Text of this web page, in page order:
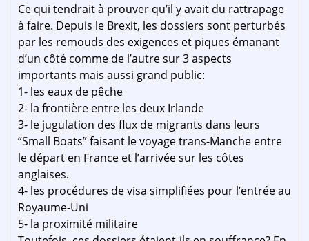
Ce qui tendrait à prouver qu’il y avait du rattrapage
à faire. Depuis le Brexit, les dossiers sont perturbés
par les remouds des exigences et piques émanant
d’un côté comme de l’autre sur 3 aspects
importants mais aussi grand public:
1- les eaux de pêche
2- la frontière entre les deux Irlande
3- le jugulation des flux de migrants dans leurs
“Small Boats” faisant le voyage trans-Manche entre
le départ en France et l’arrivée sur les côtes
anglaises.
4- les procédures de visa simplifiées pour l’entrée au
Royaume-Uni
5- la proximité militaire